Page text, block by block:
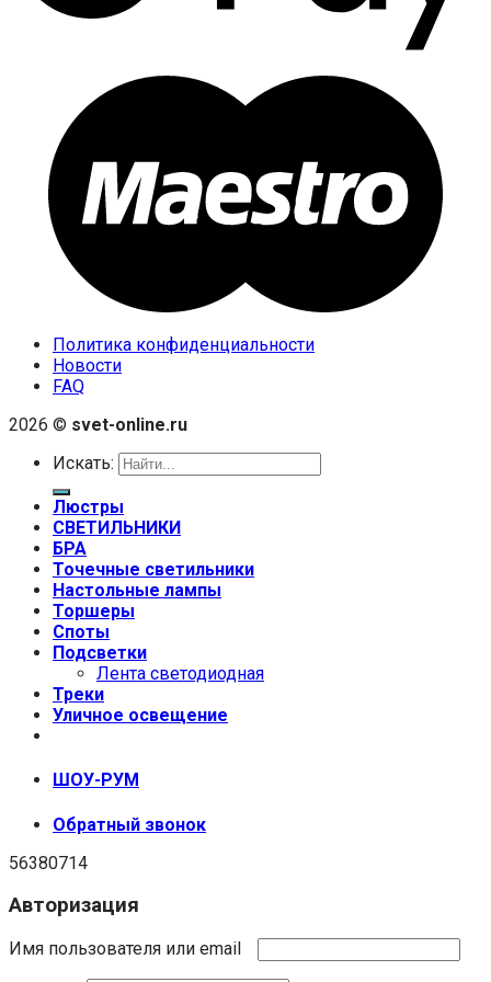
Политика конфиденциальности
Новости
FAQ
2026 © svet-online.ru
Искать:
Люстры
СВЕТИЛЬНИКИ
БРА
Точечные светильники
Настольные лампы
Торшеры
Споты
Подсветки
Лента светодиодная
Треки
Уличное освещение
ШОУ-РУМ
Обратный звонок
56380714
Авторизация
Имя пользователя или email